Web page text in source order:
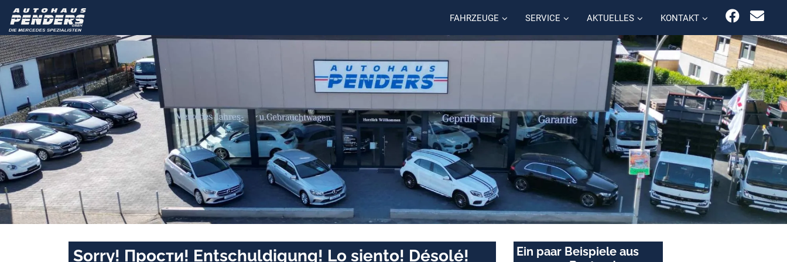
FAHRZEUGE SERVICE AKTUELLES KONTAKT
Sorry! Прости! Entschuldigung! Lo siento! Désolé!
Ein paar Beispiele aus